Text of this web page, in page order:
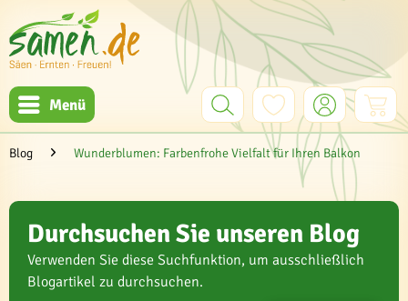
Menü
Blog Wunderblumen: Farbenfrohe Vielfalt für Ihren Balkon
Durchsuchen Sie unseren Blog
Verwenden Sie diese Suchfunktion, um ausschließlich
Blogartikel zu durchsuchen.